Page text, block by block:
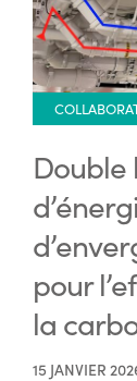
Double
pour
la
15 JANVIER